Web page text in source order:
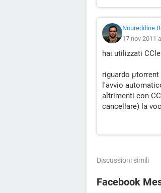
Noureddine
17 nov 2011
hai utilizzati
riguardo
l'avvio
altrimenti con
cancellare) la
Discussioni simili
Facebook